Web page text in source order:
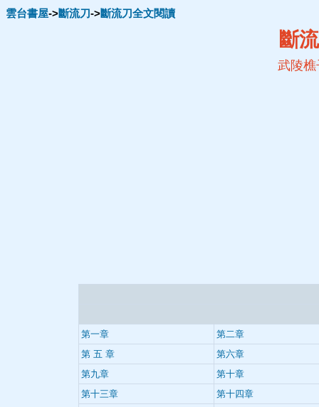
雲台書屋->斷流刀->斷流刀全文閱讀
斷
武陵樵
第一章
第二章
第 五 章
第六章
第九章
第十章
第十三章
第十四章